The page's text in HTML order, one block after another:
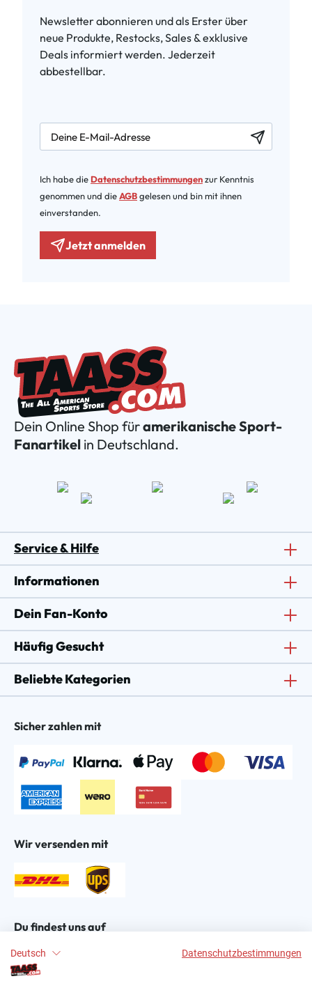
Deutsch Datenschutzbestimmungen
Newsletter abonnieren und als Erster über
neue Produkte, Restocks, Sales & exklusive
Deals informiert werden. Jederzeit
abbestellbar.
newsletter.labelEmail
Ich habe die Datenschutzbestimmungenzur Kenntnis
genommen und dieAGBgelesen und bin mit ihnen
einverstanden.
Jetzt anmelden
Dein Online Shop füramerikanische Sport-
Fanartikel in Deutschland.
Service & Hilfe
Informationen
Dein Fan-Konto
Häufig Gesucht
Beliebte Kategorien
Sicher zahlen mit
Wir versenden mit
Du findest uns auf